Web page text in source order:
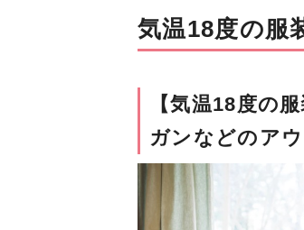
気温18度の服
【気温18度の
ガンなどのア